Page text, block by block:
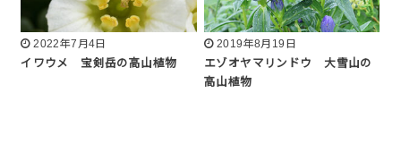
2022年7月4日
イワウメ 宝剣岳の高山植物
2019年8月19日
エゾオヤマリンドウ 大雪山の
高山植物